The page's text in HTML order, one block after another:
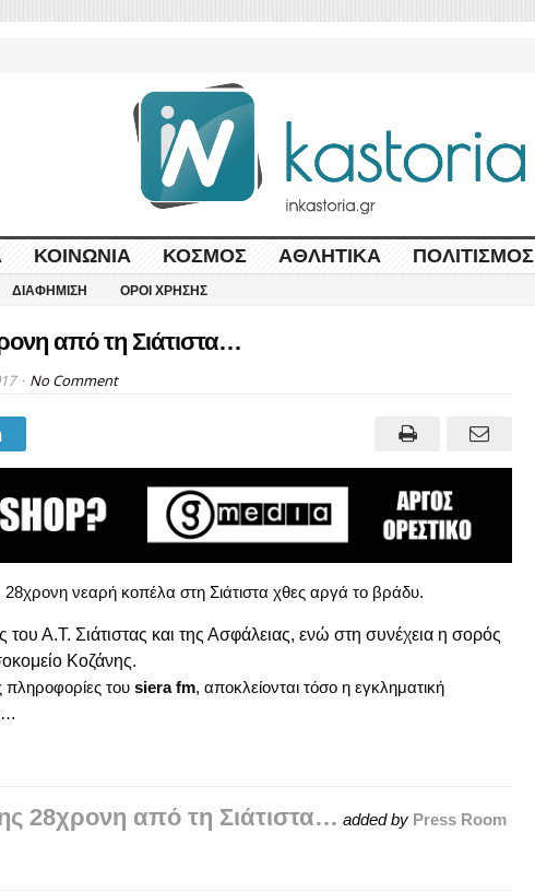
ΚΟΙΝΩΝΊΑ ΚΌΣΜΟΣ ΑΘΛΗΤΙΚΆ ΠΟΛΙΤΙΣΜΌΣ
ΔΙΑΦΉΜΙΣΗ ΌΡΟΙ ΧΡΉΣΗΣ
από τη Σιάτιστα…
No Comment
νεαρή κοπέλα στη Σιάτιστα χθες αργά το βράδυ.
Α.Τ. Σιάτιστας και της Ασφάλειας, ενώ στη συνέχεια η σορός
Κοζάνης.
πληροφορίες του siera fm, αποκλείονται τόσο η εγκληματική
28χρονη από τη Σιάτιστα… added by Press Room